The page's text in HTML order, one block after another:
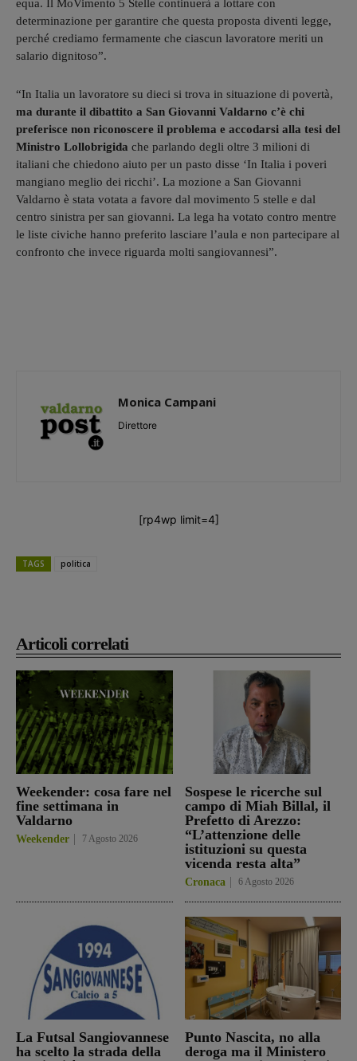
Articoli correlati
Weekender: cosa fare nel
fine settimana in
Valdarno
Weekender 7 Agosto 2026
Sospese le ricerche sul
campo di Miah Billal, il
Prefetto di Arezzo:
“L’attenzione delle
istituzioni su questa
vicenda resta alta”
Cronaca 6 Agosto 2026
La Futsal Sangiovannese
ha scelto la strada della
Punto Nascita, no alla
deroga ma il Ministero
equa. Il MoVimento 5 Stelle continuerà a lottare con
determinazione per garantire che questa proposta diventi legge,
perché crediamo fermamente che ciascun lavoratore meriti un
salario dignitoso”.
“In Italia un lavoratore su dieci si trova in situazione di povertà,
ma durante il dibattito a San Giovanni Valdarno c’è chi
preferisce non riconoscere il problema e accodarsi alla tesi del
Ministro Lollobrigida che parlando degli oltre 3 milioni di
italiani che chiedono aiuto per un pasto disse ‘In Italia i poveri
mangiano meglio dei ricchi’. La mozione a San Giovanni
Valdarno è stata votata a favore dal movimento 5 stelle e dal
centro sinistra per san giovanni. La lega ha votato contro mentre
le liste civiche hanno preferito lasciare l’aula e non partecipare al
confronto che invece riguarda molti sangiovannesi”.
Monica Campani
Direttore
[rp4wp limit=4]
TAGS politica